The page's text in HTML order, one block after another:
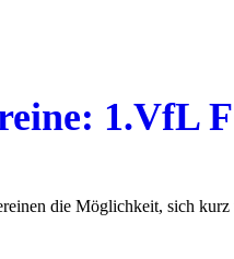
1.VfL
die Möglichkeit, sich